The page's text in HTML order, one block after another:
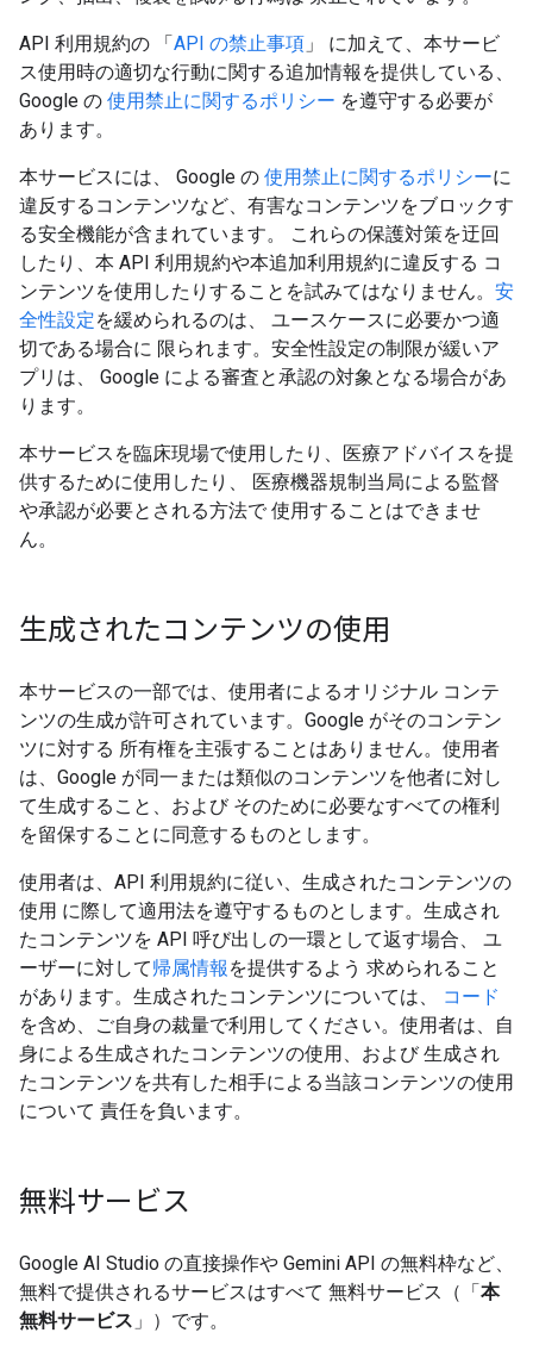
API 利用規約の 「API の禁止事項 」 に加えて、本サービ
ス使用時の適切な行動に関する追加情報を提供している、
Google の 使用禁止に関するポリシー を遵守する必要が
あります。
本サービスには、 Google の 使用禁止に関するポリシーに
違反するコンテンツなど、有害なコンテンツをブロックす
る安全機能が含まれています。 これらの保護対策を迂回
したり、本 API 利用規約や本追加利用規約に違反する コ
ンテンツを使用したりすることを試みてはなりません。 安
全性設定を緩められるのは、 ユースケースに必要かつ適
切である場合に 限られます。安全性設定の制限が緩いア
プリは、 Google による審査と承認の対象となる場合があ
ります。
本サービスを臨床現場で使用したり、医療アドバイスを提
供するために使用したり、 医療機器規制当局による監督
や承認が必要とされる方法で 使用することはできませ
ん。
生成されたコンテンツの使用
本サービスの一部では、使用者によるオリジナル コンテ
ンツの生成が許可されています。Google がそのコンテン
ツに対する 所有権を主張することはありません。使用者
は、Google が同一または類似のコンテンツを他者に対し
て生成すること、および そのために必要なすべての権利
を留保することに同意するものとします。
使用者は、API 利用規約に従い、生成されたコンテンツの
使用 に際して適用法を遵守するものとします。生成され
たコンテンツを API 呼び出しの一環として返す場合、 ユ
ーザーに対して帰属情報 を提供するよう 求められること
があります。生成されたコンテンツについては、
コード
を含め、ご自身の裁量で利用してください。使用者は、自
身による生成されたコンテンツの使用、および 生成され
たコンテンツを共有した相手による当該コンテンツの使用
について 責任を負います。
無料サービス
Google AI Studio の直接操作や Gemini API の無料枠など、
無料で提供されるサービスはすべて 無料サービス（「本
無料サービス 」）です。